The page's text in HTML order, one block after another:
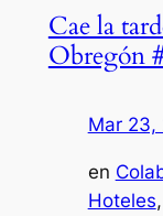
Cae la
Obregón
Mar 23,
en
Hoteles,